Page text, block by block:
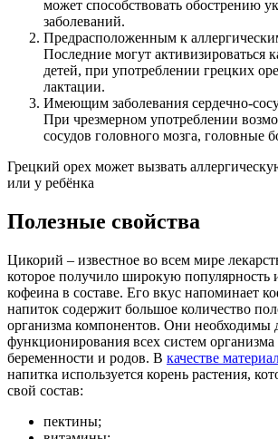
может способствовать обострению
заболеваний.
Предрасположенным к
Последние могут активизироваться
детей, при употреблении грецких
лактации.
Имеющим заболевания сердечно-
При чрезмерном употреблении
сосудов головного мозга, головные
Грецкий орех может вызвать
или у ребёнка
Полезные свойства
Цикорий – известное во всем мире
которое получило широкую популярность
кофеина в составе. Его вкус напоминает
напиток содержит большое количество
организма компонентов. Они необходимы
функционирования всех систем организма
беременности и родов. В качестве
напитка используется корень растения,
свой состав:
пектины;